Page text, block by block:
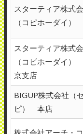
スターティア株式
（コピホーダイ）
スターティア株式
（コピホーダイ）
京支店
BIGUP株式会社（
ピ） 本店